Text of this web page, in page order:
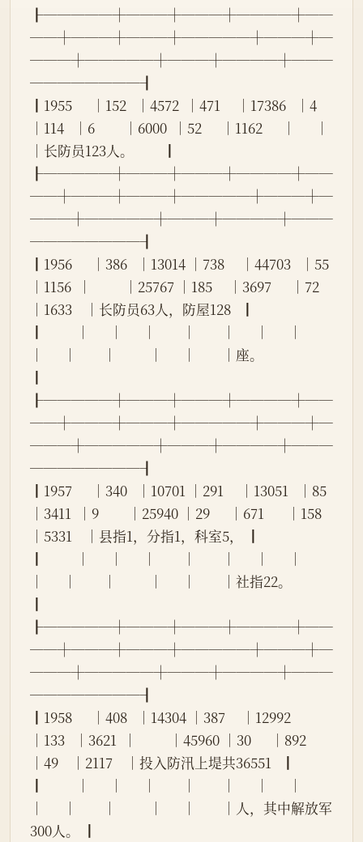
┠─────┼───┼───┼────┼──
──┼───┼───┼─────┼───┼─
───┼─────┼───┼────┼───
────────┨
┃1955      │152   │4572  │471     │17386   │4
│114   │6         │6000  │52      │1162      │      │
│长防员123人。         ┃
┠─────┼───┼───┼────┼──
──┼───┼───┼─────┼───┼─
───┼─────┼───┼────┼───
────────┨
┃1956      │386   │13014 │738     │44703   │55
│1156  │          │25767 │185     │3697      │72
│1633    │长防员63人，防屋128   ┃
┃          │      │      │        │        │      │      │
│      │        │          │      │        │座。
┃
┠─────┼───┼───┼────┼──
──┼───┼───┼─────┼───┼─
───┼─────┼───┼────┼───
────────┨
┃1957      │340   │10701 │291     │13051   │85
│3411  │9         │25940 │29      │671       │158
│5331    │县指1，分指1，科室5， ┃
┃          │      │      │        │        │      │      │
│      │        │          │      │        │社指22。
┃
┠─────┼───┼───┼────┼──
──┼───┼───┼─────┼───┼─
───┼─────┼───┼────┼───
────────┨
┃1958      │408   │14304 │387     │12992
│133   │3621  │          │45960 │30      │892
│49    │2117    │投入防汛上堤共36551   ┃
┃          │      │      │        │        │      │      │
│      │        │          │      │        │人，其中解放军
300人。 ┃